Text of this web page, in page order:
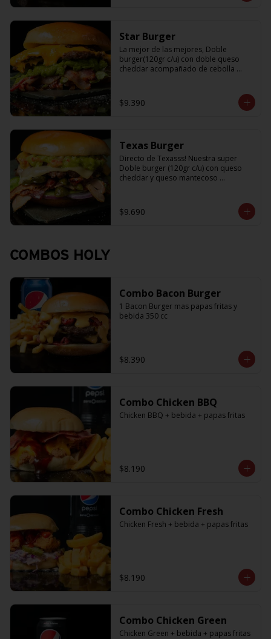
Star Burger
La mejor de las mejores, Doble
burger(120gr c/u) con doble queso
cheddar acompañado de cebolla
$9.390
Texas Burger
Directo de Texasss! Nuestra super
Doble burger (120gr c/u) con queso
cheddar y queso mantecoso
sabroso guamacole
$9.690
COMBOS HOLY
Combo Bacon Burger
1 Bacon Burger mas papas fritas y
bebida 350 cc
$8.390
Combo Chicken BBQ
Chicken BBQ + bebida + papas fritas
$8.190
Combo Chicken Fresh
Chicken Fresh + bebida + papas fritas
$8.190
Combo Chicken Green
Chicken Green + bebida + papas fritas